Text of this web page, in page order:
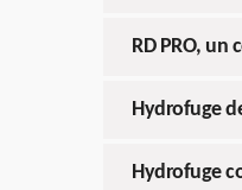
RD PRO, un
Hydrofuge
Hydrofuge